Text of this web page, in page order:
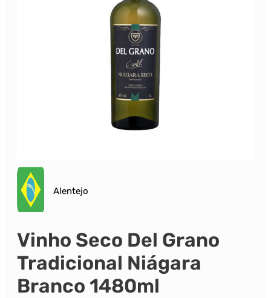
Alentejo
Vinho Seco Del Grano
Tradicional Niágara
Branco 1480ml